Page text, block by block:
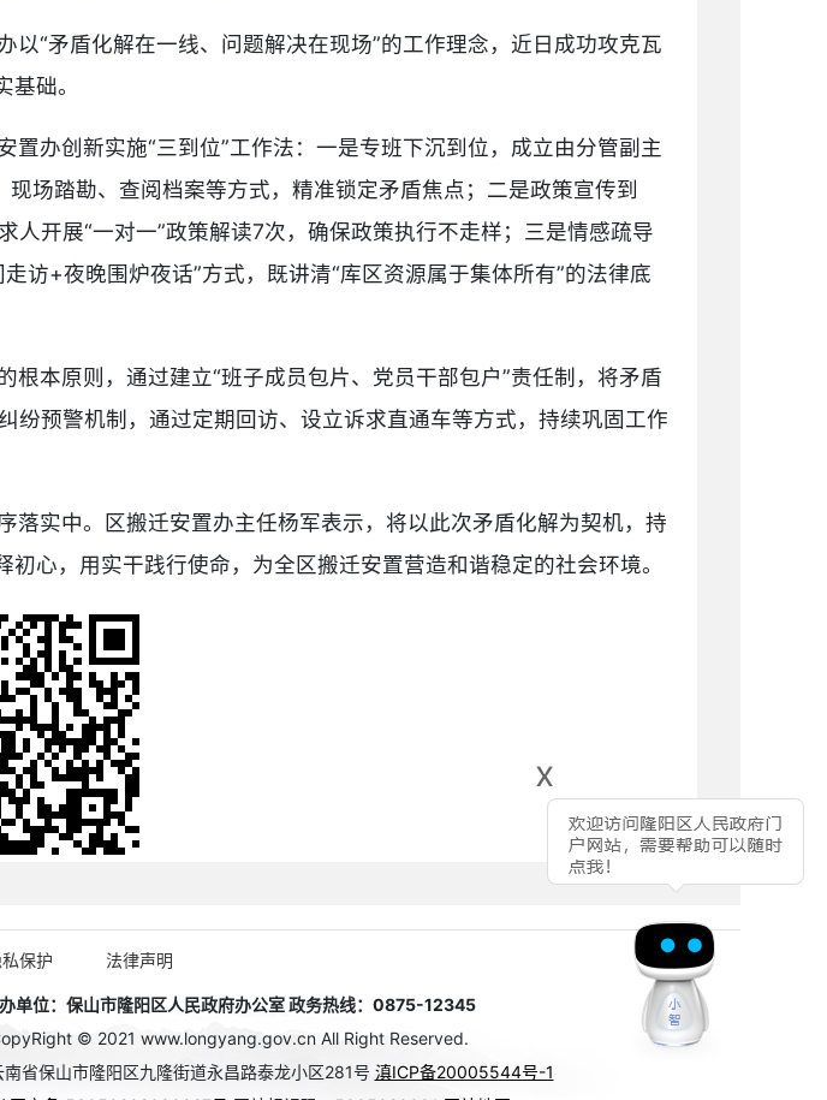
x
“矛盾化解在一线、问题解决在现场”的工作理念，近日成功攻克瓦
础。
办创新实施“三到位”工作法：一是专班下沉到位，成立由分管副主
场踏勘、查阅档案等方式，精准锁定矛盾焦点；二是政策宣传到
开展“一对一”政策解读7次，确保政策执行不走样；三是情感疏导
访+夜晚围炉夜话”方式，既讲清“库区资源属于集体所有”的法律底
本原则，通过建立“班子成员包片、党员干部包户”责任制，将矛盾
预警机制，通过定期回访、设立诉求直通车等方式，持续巩固工作
落实中。区搬迁安置办主任杨军表示，将以此次矛盾化解为契机，持
心，用实干践行使命，为全区搬迁安置营造和谐稳定的社会环境。
保护 法律声明
单位：保山市隆阳区人民政府办公室 政务热线：0875-12345
© 2021 www.longyang.gov.cn All Right Reserved.
省保山市隆阳区九隆街道永昌路泰龙小区281号 滇ICP备20005544号-1